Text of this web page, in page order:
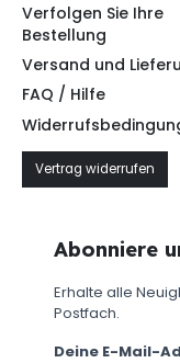
Verfolgen Sie Ihre
Bestellung
Versand und
FAQ / Hilfe
Vertrag widerrufen
Abonniere
Erhalte alle
Postfach.
Deine E-Mail-